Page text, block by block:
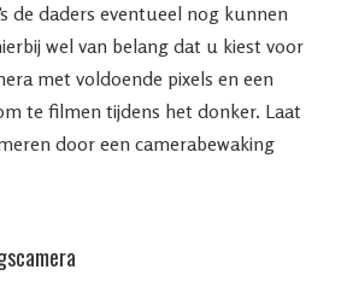
de daders eventueel nog kunnen
wel van belang dat u kiest voor
met voldoende pixels en een
te filmen tijdens het donker. Laat
door een camerabewaking